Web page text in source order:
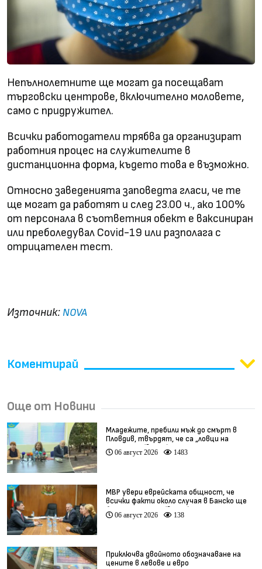
Непълнолетните ще могат да посещават
търговски центрове, включително моловете,
само с придружител.
Всички работодатели трябва да организират
работния процес на служителите в
дистанционна форма, където това е възможно.
Относно заведенията заповедта гласи, че те
ще могат да работят и след 23.00 ч., ако 100%
от персонала в съответния обект е ваксиниран
или преболедувал Covid-19 или разполага с
отрицателен тест.
Източник: NOVA
Коментирай
Още от Новини
Младежите, пребили мъж до смърт в
Пловдив, твърдят, че са „ловци на
педофили” (видео)
06 август 2026 1483
МВР увери еврейската общност, че
всички факти около случая в Банско ще
бъдат изяснени (видео)
06 август 2026 138
Приключва двойното обозначаване на
цените в левове и евро